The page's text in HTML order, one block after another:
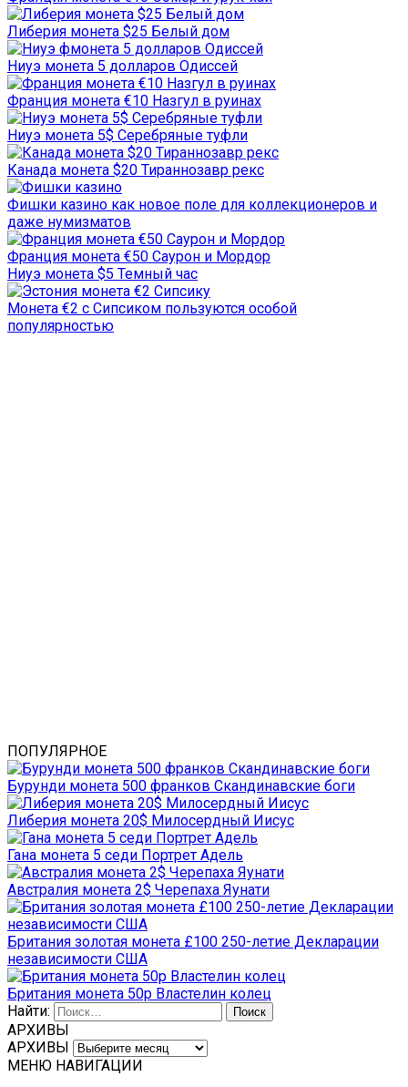
Либерия монета $25 Белый дом
Ниуэ монета 5 долларов Одиссей
Франция монета €10 Назгул в руинах
Ниуэ монета 5$ Серебряные туфли
Канада монета $20 Тираннозавр рекс
Фишки казино как новое поле для коллекционеров и
даже нумизматов
Франция монета €50 Саурон и Мордор
Ниуэ монета $5 Темный час
Монета €2 с Сипсиком пользуются особой
популярностью
ПОПУЛЯРНОЕ
Бурунди монета 500 франков Скандинавские боги
Либерия монета 20$ Милосердный Иисус
Гана монета 5 седи Портрет Адель
Австралия монета 2$ Черепаха Яунати
Британия золотая монета £100 250-летие Декларации
независимости США
Британия монета 50p Властелин колец
Найти:
АРХИВЫ
АРХИВЫ
МЕНЮ НАВИГАЦИИ